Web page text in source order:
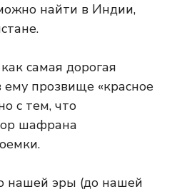
найти в Индии,
самая дорогая
ему прозвище «красное
с тем, что
шафрана
нашей эры (до нашей